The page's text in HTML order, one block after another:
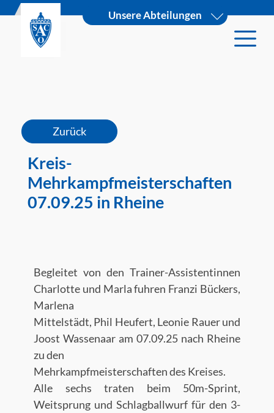
Unsere Abteilungen
Kreis-
Mehrkampfmeisterschaften
07.09.25 in Rheine
Begleitet von den Trainer-Assistentinnen
Charlotte und Marla fuhren Franzi Bückers,
Marlena
Mittelstädt, Phil Heufert, Leonie Rauer und
Joost Wassenaar am 07.09.25 nach Rheine
zu den
Mehrkampfmeisterschaften des Kreises.
Alle sechs traten beim 50m-Sprint,
Weitsprung und Schlagballwurf für den 3-
Zurück